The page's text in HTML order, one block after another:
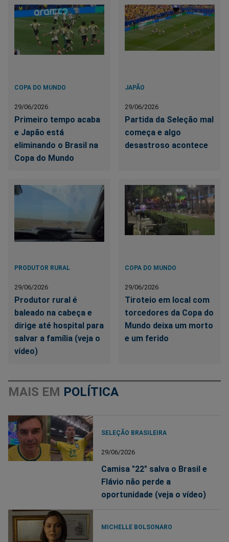
COPA DO MUNDO
29/06/2026
Primeiro tempo acaba
e Japão está
eliminando o Brasil na
Copa do Mundo
JAPÃO
29/06/2026
Partida da Seleção mal
começa e algo
desastroso acontece
PRODUTOR RURAL
29/06/2026
Produtor rural é
baleado na cabeça e
dirige até hospital para
salvar a família (veja o
vídeo)
COPA DO MUNDO
29/06/2026
Tiroteio em local com
torcedores da Copa do
Mundo deixa um morto
e um ferido
MAIS EM POLÍTICA
SELEÇÃO BRASILEIRA
29/06/2026
Camisa "22" salva o Brasil e
Flávio não perde a
oportunidade (veja o vídeo)
MICHELLE BOLSONARO